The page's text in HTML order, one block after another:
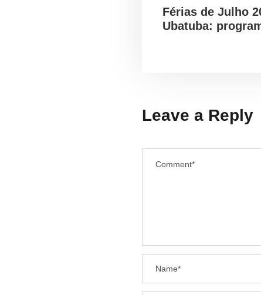
Férias de Julho
Ubatuba:
Leave a Reply